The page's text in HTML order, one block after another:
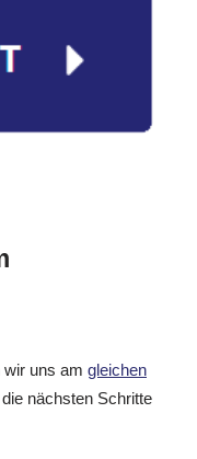
wir uns am gleichen
nächsten Schritte